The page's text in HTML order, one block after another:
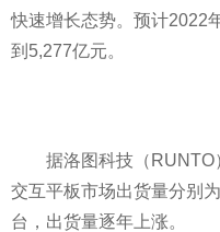
快速增长态势。预计2022
到5,277亿元。
据洛图科技（
交互平板市场出货量分别
台，出货量逐年上涨。